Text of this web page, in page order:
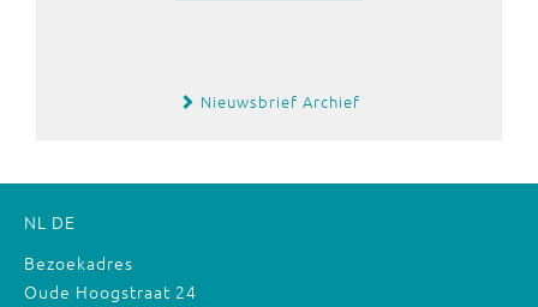
Nieuwsbrief Archief
NL DE
Bezoekadres
Oude Hoogstraat 24